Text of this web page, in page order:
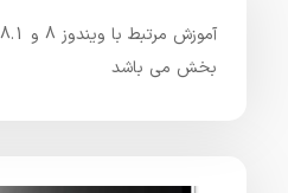
بخش می باشد